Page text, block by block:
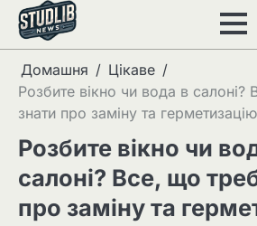
Перейти
вмісту
Домашня
Цікаве
Розбите вікно чи вода в салоні?
знати про заміну та
Розбите вікно чи
салоні? Все, що
про заміну та